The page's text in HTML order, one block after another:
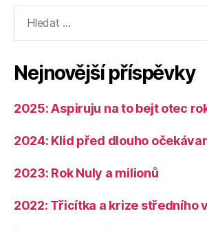
vyhledávání:
Nejnovější příspěvky
2025: Aspiruju na to bejt otec
2024: Klid před dlouho
2023: Rok Nuly a milionů
2022: Třicítka a krize středního